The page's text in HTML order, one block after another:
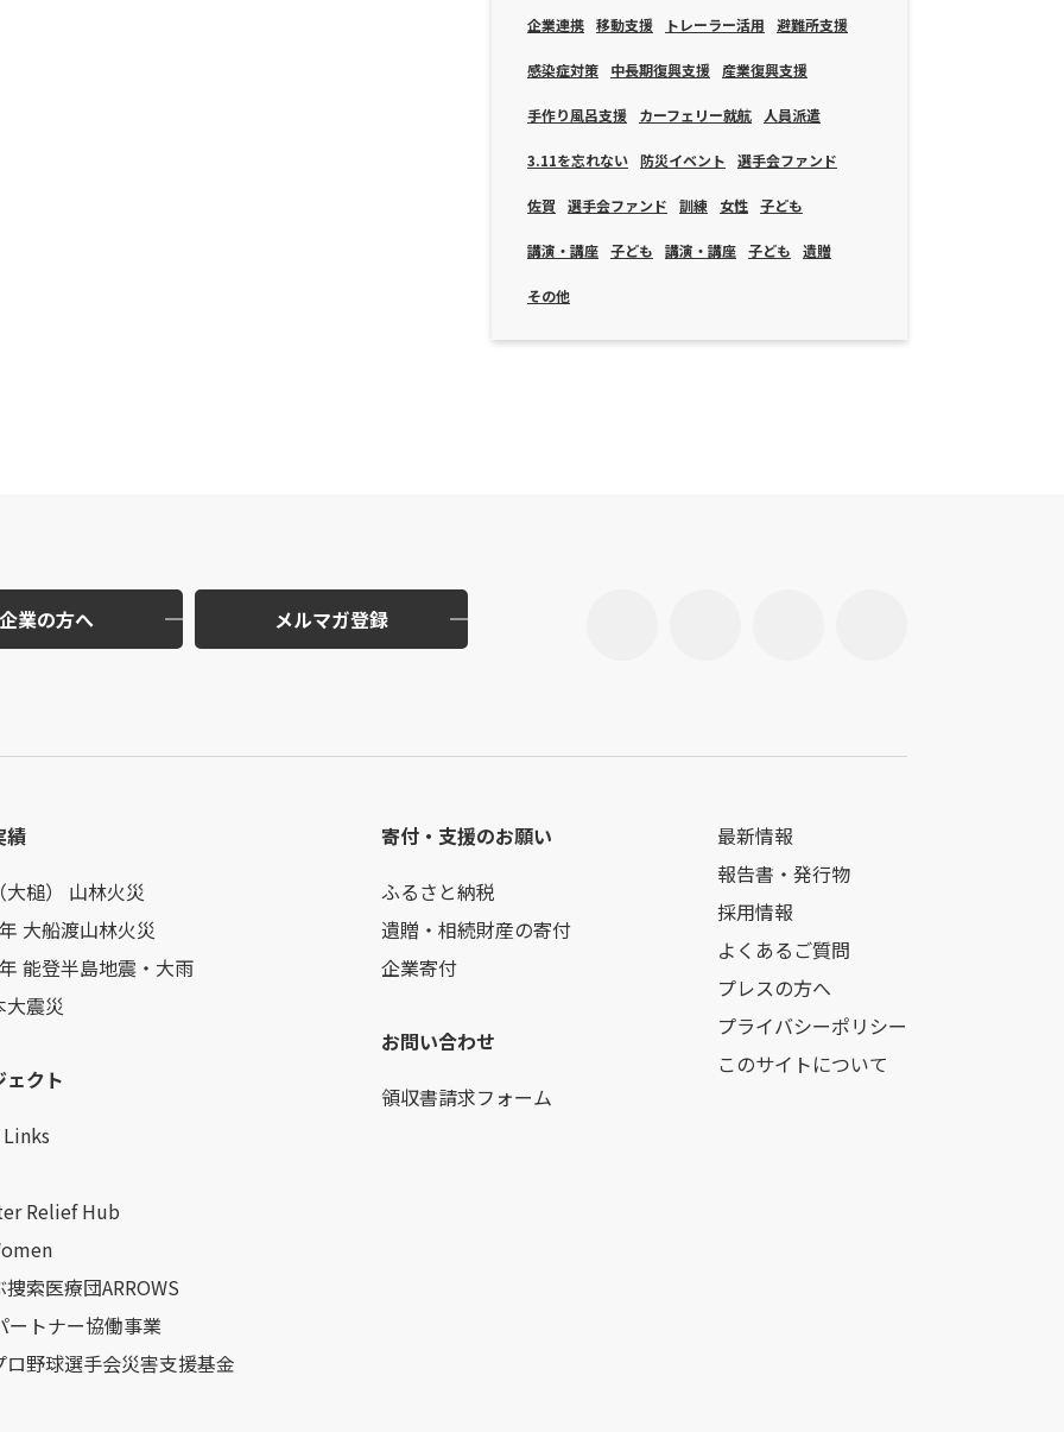
企業連携 移動支援 トレーラー活用 避難所支援
感染症対策 中長期復興支援 産業復興支援
手作り風呂支援 カーフェリー就航 人員派遣
3.11を忘れない 防災イベント 選手会ファンド
佐賀 選手会ファンド 訓練 女性 子ども
講演・講座 子ども 講演・講座 子ども 遺贈
その他
企業の方へ メルマガ登録
績
大槌） 山林火災
大船渡山林火災
能登半島地震・大雨
大震災
ェクト
Relief Hub
索医療団ARROWS
ートナー協働事業
ロ野球選手会災害支援基金
寄付・支援のお願い
ふるさと納税
遺贈・相続財産の寄付
企業寄付
お問い合わせ
領収書請求フォーム
最新情報
報告書・発行物
採用情報
よくあるご質問
プレスの方へ
プライバシーポリシー
このサイトについて